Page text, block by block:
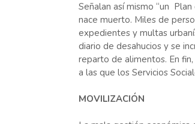
Señalan así mismo “un
nace muerto. Miles de
expedientes y multas
diario de desahucios y se
reparto de alimentos. En
a las que los Servicios
MOVILIZACIÓN